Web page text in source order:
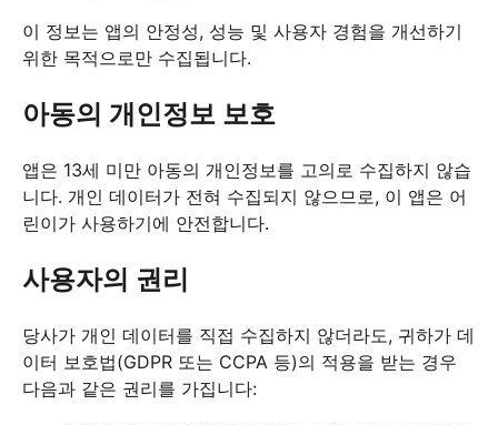
이 정보는 앱의 안정성, 성능 및 사용자 경험을 개선하기
위한 목적으로만 수집됩니다.
아동의 개인정보 보호
앱은 13세 미만 아동의 개인정보를 고의로 수집하지 않습
니다. 개인 데이터가 전혀 수집되지 않으므로, 이 앱은 어
린이가 사용하기에 안전합니다.
사용자의 권리
당사가 개인 데이터를 직접 수집하지 않더라도, 귀하가 데
이터 보호법(GDPR 또는 CCPA 등)의 적용을 받는 경우
다음과 같은 권리를 가집니다: